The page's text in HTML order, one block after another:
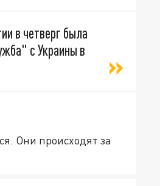
в четверг была
с Украины в
Они происходят за